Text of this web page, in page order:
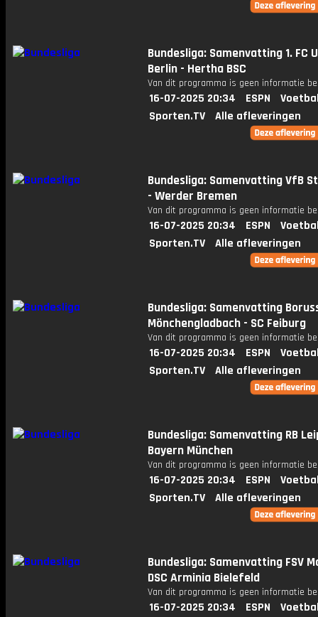
Bundesliga: Samenvatting 1. FC
Berlin - Hertha BSC
Van dit programma is geen informatie
16-07-2025 20:34 ESPN
Sporten.TV
Alle afleveringen
Bundesliga: Samenvatting VfB
- Werder Bremen
Van dit programma is geen informatie
16-07-2025 20:34 ESPN
Sporten.TV
Alle afleveringen
Bundesliga: Samenvatting
Mönchengladbach - SC Feiburg
Van dit programma is geen informatie
16-07-2025 20:34 ESPN
Sporten.TV
Alle afleveringen
Bundesliga: Samenvatting RB
Bayern München
Van dit programma is geen informatie
16-07-2025 20:34 ESPN
Sporten.TV
Alle afleveringen
Bundesliga: Samenvatting FSV
DSC Arminia Bielefeld
Van dit programma is geen informatie
16-07-2025 20:34 ESPN